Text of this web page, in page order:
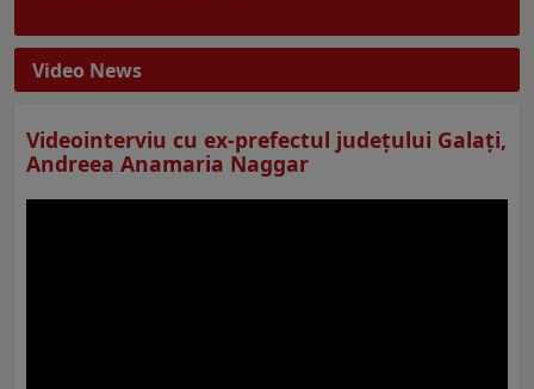
Video News
Videointerviu cu ex-prefectul judeţului Galaţi,
Andreea Anamaria Naggar